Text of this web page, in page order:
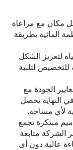
مكان مع مراعاة
المائية بطريقة
لتعزيز الشكل
للتخصيص لتلبية
الجودة مع
النهاية يحصل
لأي مساحة.
مبتكرة تجمع
الشركة متابعة
عالية دون أي